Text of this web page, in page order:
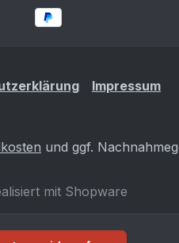
Impressum
und ggf.
mit Shopware